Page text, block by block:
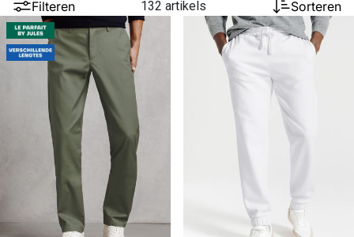
Filteren 132 artikels Sorteren